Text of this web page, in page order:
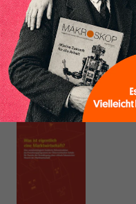
Paul Steinhardt
ist Gründer
MAKROSKOP. Er arbeitete
Tochtergesellschaften im In-
Bereich der "Strukturierten